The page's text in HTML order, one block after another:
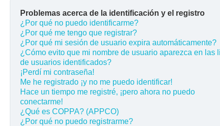
Problemas acerca de la identificación y el registro
¿Por qué no puedo identificarme?
¿Por qué me tengo que registrar?
¿Por qué mi sesión de usuario expira automáticamente?
¿Cómo evito que mi nombre de usuario aparezca en las
de usuarios identificados?
¡Perdí mi contraseña!
Me he registrado ¡y no me puedo identificar!
Hace un tiempo me registré, ¡pero ahora no puedo
conectarme!
¿Qué es COPPA? (APPCO)
¿Por qué no puedo registrarme?